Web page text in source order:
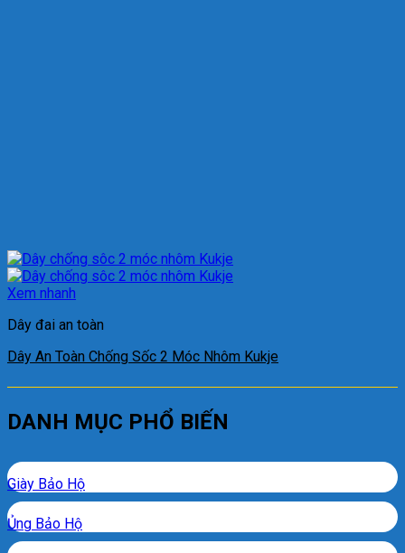
Xem nhanh
Dây đai an toàn
Dây An Toàn Chống Sốc 2 Móc Nhôm Kukje
DANH MỤC PHỔ BIẾN
Giày Bảo Hộ
Ủng Bảo Hộ